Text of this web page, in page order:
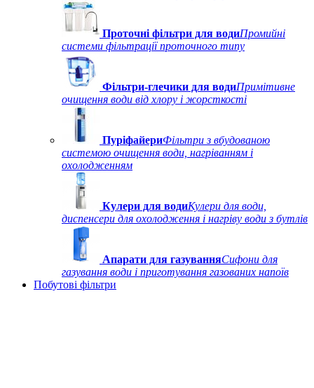
Проточні фільтри для водиПромийні
системи фільтрації проточного типу
Фільтри-глечики для водиПримітивне
очищення води від хлору і жорсткості
ПуріфайериФільтри з вбудованою
системою очищення води, нагріванням і
охолодженням
Кулери для водиКулери для води,
диспенсери для охолодження і нагріву води з бутлів
Апарати для газуванняСифони для
газування води і приготування газованих напоїв
Побутові фільтри